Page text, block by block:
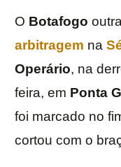
O Botafogo
arbitragem na
Operário, na
feira, em Ponta
foi marcado no
cortou com o